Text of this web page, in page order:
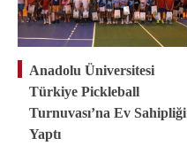
Anadolu Üniversitesi
Türkiye Pickleball
Turnuvası’na Ev Sahipliği
Yaptı